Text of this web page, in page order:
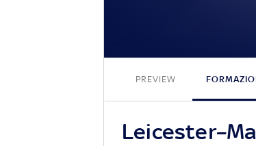
PREVIEW